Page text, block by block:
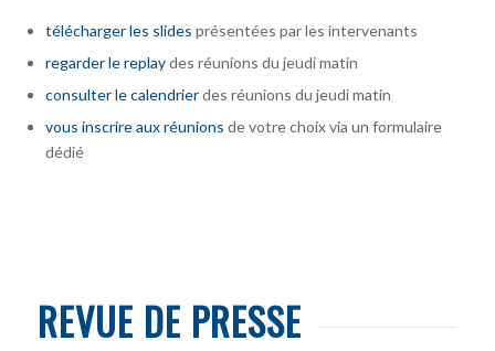
télécharger les slides présentées par les intervenants
regarder le replaydes réunions du jeudi matin
consulter le calendrierdes réunions du jeudi matin
vous inscrire aux réunions de votre choix via un formulaire
dédié
REVUE DE PRESSE